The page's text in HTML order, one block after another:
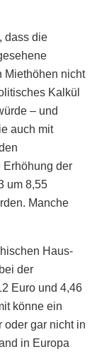
dass die
Miethöhen nicht
Kalkül
– und
auch mit
Erhöhung der
um 8,55
Manche
Haus-
der
Euro und 4,46
könne ein
oder gar nicht in
in Europa